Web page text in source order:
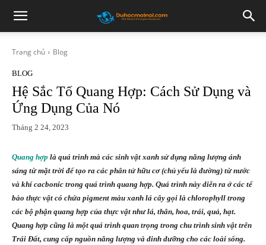
Trang chủ Blog
BLOG
Hệ Sắc Tố Quang Hợp: Cách Sử Dụng và
Ứng Dụng Của Nó
Tháng 2 24, 2023
Quang hợp là quá trình mà các sinh vật xanh sử dụng năng lượng ánh
sáng từ mặt trời để tạo ra các phân tử hữu cơ (chủ yếu là đường) từ nước
và khí cacbonic trong quá trình quang hợp. Quá trình này diễn ra ở các tế
bào thực vật có chứa pigment màu xanh lá cây gọi là chlorophyll trong
các bộ phận quang hợp của thực vật như lá, thân, hoa, trái, quả, hạt.
Quang hợp cũng là một quá trình quan trọng trong chu trình sinh vật trên
Trái Đất, cung cấp nguồn năng lượng và dinh dưỡng cho các loài sống.